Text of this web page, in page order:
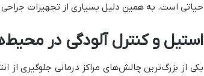
حیاتی است. به همین دلیل بسیاری از تجهیزات جراحی
استیل و کنترل آلودگی در
یکی از بزرگ‌ترین چالش‌های مراکز درمانی جلوگیری